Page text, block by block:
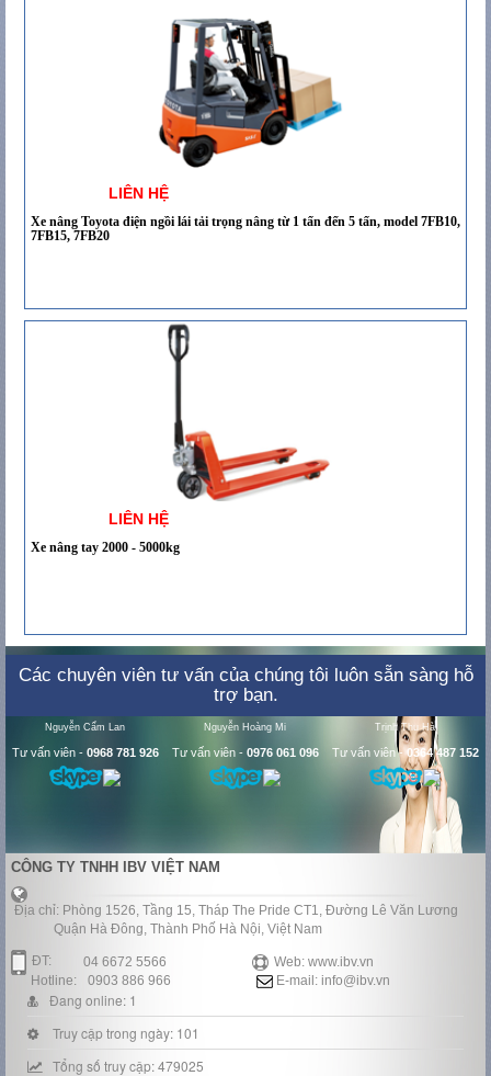
LIÊN HỆ
Xe nâng Toyota điện ngồi lái tải trọng nâng từ 1 tấn đến 5 tấn, model 7FB10,
7FB15, 7FB20
LIÊN HỆ
Xe nâng tay 2000 - 5000kg
Các chuyên viên tư vấn của chúng tôi luôn sẵn sàng hỗ
trợ bạn.
Nguyễn Cẩm Lan
Tư vấn viên- 0968 781 926
Nguyễn Hoàng Mi
Tư vấn viên- 0976 061 096
Trịnh Thu Hà
Tư vấn viên-0364 487 152
CÔNG TY TNHH IBV VIỆT NAM
Địa chỉ: Phòng 1526, Tầng 15, Tháp The Pride CT1, Đường Lê Văn Lương
Quận Hà Đông, Thành Phố Hà Nội, Việt Nam
ĐT: 04 6672 5566
Web: www.ibv.vn
Hotline:
0903 886 966 E-mail: info@ibv.vn
Đang online: 1
Truy cập trong ngày: 101
Tổng số truy cập: 479025